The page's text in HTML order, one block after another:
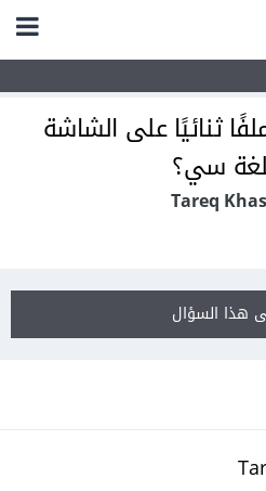
ثنائيًا على الشاشة
سي؟
هذا السؤال